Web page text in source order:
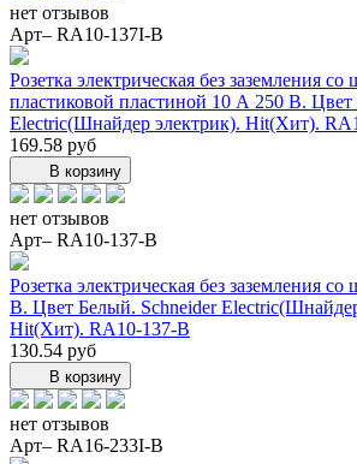
нет отзывов
Арт– RA10-137I-B
Розетка электрическая без заземления
пластиковой пластиной 10 А 250 В.
Electric(Шнайдер электрик). Hit(Хит).
169.58 руб
В корзину
нет отзывов
Арт– RA10-137-B
Розетка электрическая без заземления
В. Цвет Белый. Schneider
Hit(Хит). RA10-137-B
130.54 руб
В корзину
нет отзывов
Арт– RA16-233I-B